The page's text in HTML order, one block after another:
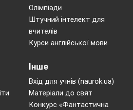
Олімпіади
Штучний інтелект для
вчителів
Курси англійської мови
Інше
Вхід для учнів (naurok.ua)
Матеріали до свят
Конкурс «Фантастична